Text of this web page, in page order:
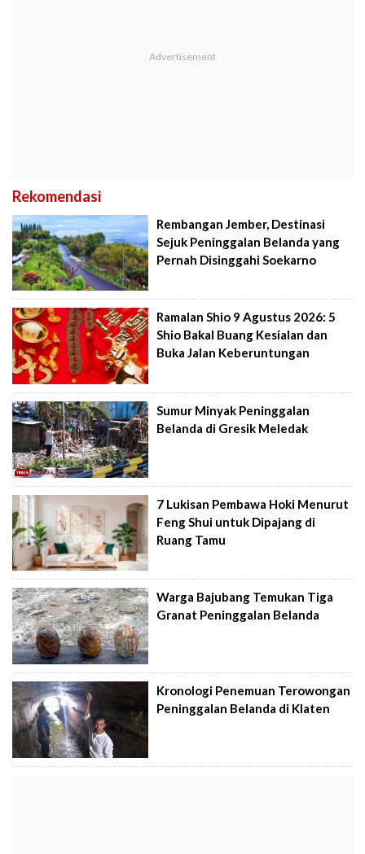
Rekomendasi
Rembangan Jember, Destinasi
Sejuk Peninggalan Belanda yang
Pernah Disinggahi Soekarno
Ramalan Shio 9 Agustus 2026: 5
Shio Bakal Buang Kesialan dan
Buka Jalan Keberuntungan
Sumur Minyak Peninggalan
Belanda di Gresik Meledak
7 Lukisan Pembawa Hoki Menurut
Feng Shui untuk Dipajang di
Ruang Tamu
Warga Bajubang Temukan Tiga
Granat Peninggalan Belanda
Kronologi Penemuan Terowongan
Peninggalan Belanda di Klaten